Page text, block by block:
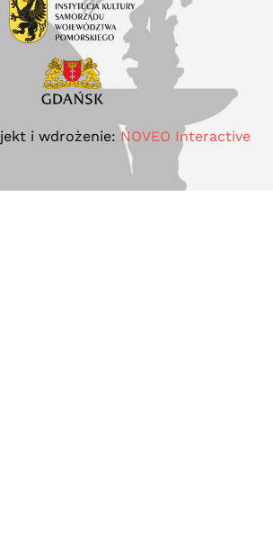
i wdrożenie: NOVEO Interactive